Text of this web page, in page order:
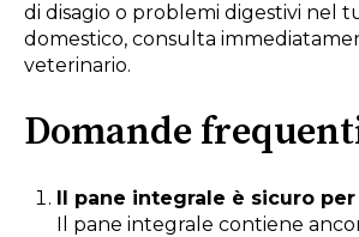
di disagio o problemi digestivi nel
domestico, consulta
veterinario.
Domande
Il pane integrale è sicuro
Il pane integrale contiene